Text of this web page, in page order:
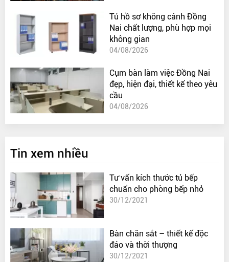
Tủ hồ sơ không cánh Đồng
Nai chất lượng, phù hợp mọi
không gian
04/08/2026
Cụm bàn làm việc Đồng Nai
đẹp, hiện đại, thiết kế theo yêu
cầu
04/08/2026
Tin xem nhiều
Tư vấn kích thước tủ bếp
chuẩn cho phòng bếp nhỏ
30/12/2021
Bàn chân sắt – thiết kế độc
đáo và thời thượng
30/12/2021